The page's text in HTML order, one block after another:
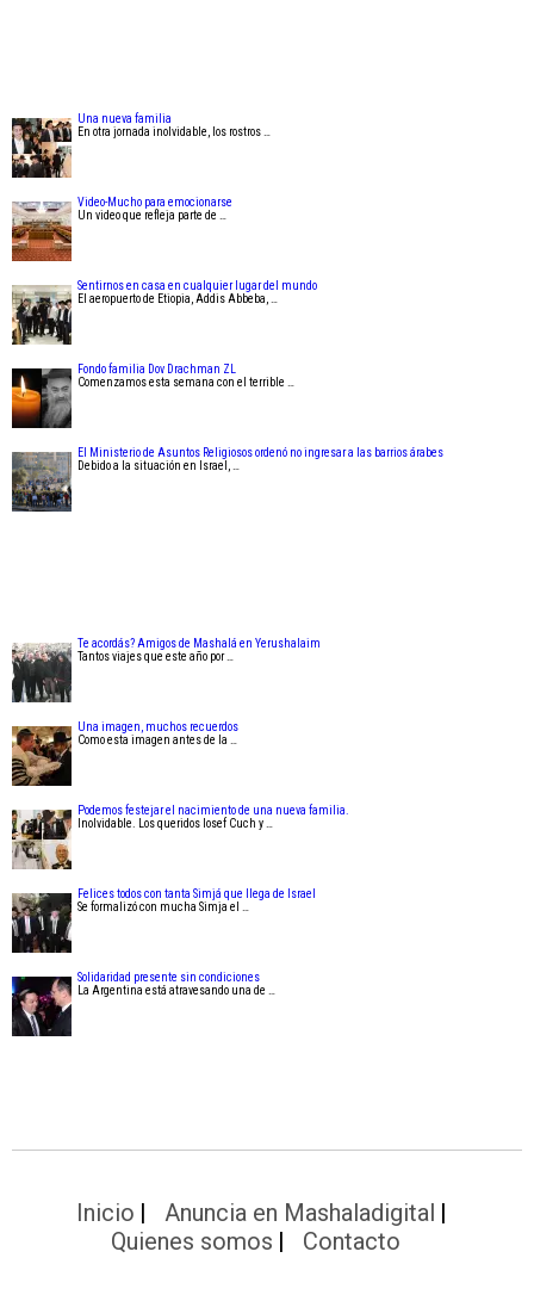
Una nueva familia
En otra jornada inolvidable, los rostros …
Video-Mucho para emocionarse
Un video que refleja parte de …
Sentirnos en casa en cualquier lugar del mundo
El aeropuerto de Etiopia, Addis Abbeba, …
Fondo familia Dov Drachman ZL
Comenzamos esta semana con el terrible …
El Ministerio de Asuntos Religiosos ordenó no ingresar a las barrios árabes
Debido a la situación en Israel, …
Te acordás? Amigos de Mashalá en Yerushalaim
Tantos viajes que este año por …
Una imagen, muchos recuerdos
Como esta imagen antes de la …
Podemos festejar el nacimiento de una nueva familia.
Inolvidable. Los queridos Iosef Cuch y …
Felices todos con tanta Simjá que llega de Israel
Se formalizó con mucha Simja el …
Solidaridad presente sin condiciones
La Argentina está atravesando una de …
Inicio
Anuncia en Mashaladigital
Quienes somos
Contacto